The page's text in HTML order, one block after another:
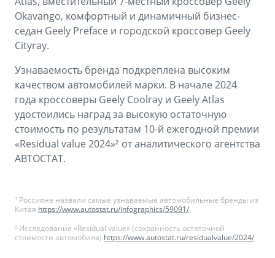
Okavango, комфортный и динамичный бизнес-
седан Geely Preface и городской кроссовер Geely
Cityray.
Узнаваемость бренда подкреплена высоким
качеством автомобилей марки. В начале 2024
года кроссоверы Geely Coolray и Geely Atlas
удостоились наград за высокую остаточную
стоимость по результатам 10-й ежегодной премии
«Residual value 2024»² от аналитического агентства
АВТОСТАТ.
¹ Россияне назвали самые узнаваемые автомобильные бренды из
Китая https://www.autostat.ru/infographics/59091/
² Исследование «Residual value» (сохранность остаточной
стоимости автомобиля) https://www.autostat.ru/residualvalue/2024/